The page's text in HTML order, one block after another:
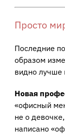
Просто
Последние
образом
видно лучше
Новая
«офисный
не о
написано